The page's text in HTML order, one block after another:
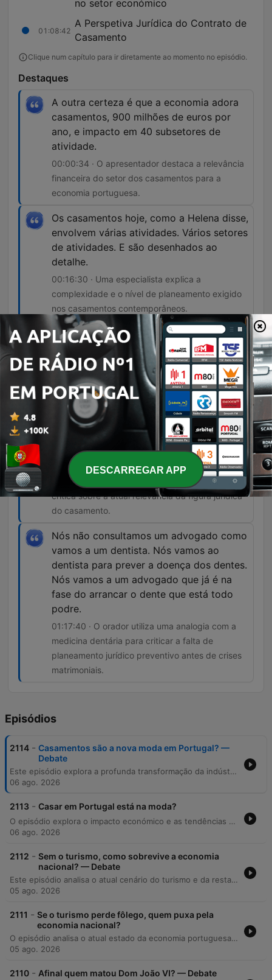
no setor económico
01:08:42
A Perspetiva Jurídica do Contrato de
Casamento
Clique num capítulo para ir diretamente ao momento no episódio.
Destaques
A outra certeza é que a economia adora
casamentos, 900 milhões de euros por
ano, e impacto em 40 subsetores de
atividade.
00:00:34 · O apresentador destaca a relevância
financeira do setor dos casamentos para a
economia portuguesa.
Os casamentos hoje, como a Helena disse,
envolvem várias atividades. Vários setores
de atividades. E são desenhados ao
detalhe.
00:16:30 · Uma especialista explica a
complexidade e o nível de planeamento exigido
nos casamentos contemporâneos.
Portugal hoje acaba por ser, pela sua
promoção, por aquilo que é, por aquilo
que nós temos... Um wedding destination
tremendo.
00:39:14 · A afirmação de que Portugal se
consolidou como um destino de excelência para
casamentos internacionais.
Para mim, o casamento, o contrato
jurídico, está completamente anacrónico.
01:09:01 · O advogado expressa a sua opinião
crítica sobre a atual relevância da figura jurídica
do casamento.
Nós não consultamos um advogado como
vamos a um dentista. Nós vamos ao
dentista para prever a doença dos dentes.
Nós vamos a um advogado que já é na
fase do arrancar o dente que está todo
podre.
01:17:40 · O orador utiliza uma analogia com a
medicina dentária para criticar a falta de
planeamento jurídico preventivo antes de crises
matrimoniais.
Episódios
2114 - Casamentos são a nova moda em Portugal? —
Debate
Este episódio explora a profunda transformação da indústria de casamentos em Portugal, analisando o seu impacto económico de 900 milhões de euros e a sua evolução de um modelo tradicional para um mercado de luxo e eventos personalizados. Discutem-se as tendências demográficas, como o aumento da idade média dos noivos, e a ascensão de Portugal como um 'wedding destination' de prestígio para mercados internacionais, incluindo brasileiros e indianos. A conversa aborda ainda a crescente profissionalização do setor através de wedding planners e os desafios logísticos e jurídicos envolvidos. Desde a preservação de património histórico até às complexidades dos regimes de bens no Código Civil, o programa oferece uma visão abrangente sobre como as celebrações contemporâneas moldam a economia, o turismo e as relações sociais no país.
06 ago. 2026
2113 - Casar em Portugal está na moda?
O episódio explora o impacto económico e as tendências sociais do setor dos casamentos em Portugal. Através de uma conversa sobre o potencial turístico de destinos como os Açores, Algarve e Vale do Douro, discute-se como a celebração de matrimónios, especialmente por parte de estrangeiros, impulsiona diversos subsectores da economia, desde a restauração até à organização de eventos. A análise aborda também as mudanças demográficas, como o aumento da idade média dos noivos e a evolução dos perfis sociais, contrastando com a diminuição dos casamentos católicos. O debate estende-se às novas profissões criadas pelo mercado de luxo e ao fenómeno da personalização das cerimónias.
06 ago. 2026
2112 - Sem o turismo, como sobrevive a economia
nacional? — Debate
Este episódio analisa o atual cenário do turismo e da restauração em Portugal, abordando o abrandamento do crescimento e a distribuição desigual entre as regiões, com foco na saturação de Lisboa e Algarve. Discutem-se os desafios estruturais do setor, como a elevada mortalidade de empresas na restauração, a disparidade salarial e a necessidade urgente de subir na cadeia de valor para aumentar a margem em vez de apenas o volume. A conversa explora ainda o impacto das infraestruturas, como a situação dos aeroportos, e a importância da gestão baseada em dados e tecnologias digitais para a governação de territórios inteligentes. O debate conclui com uma reflexão sobre a necessidade de confiança institucional, simplificação regulatória e investimento estratégico para garantir a competitividade e o crescimento económico sustentável do país.
05 ago. 2026
2111 - Se o turismo perde fôlego, quem puxa pela
economia nacional?
O episódio analisa o atual estado da economia portuguesa, focando-se no abrandamento do crescimento do setor do turismo com base em dados recentes do INE para 2025. A discussão aborda a possível saturação de destinos como Lisboa e o Algarve, a crise na restauração marcada por elevados níveis de encerramento de empresas e a problemática dos baixos salários e da baixa produtividade no setor turístico. O debate explora a necessidade de diversificação económica num contexto de conclusão dos investimentos do PRR e a busca por um modelo de turismo mais diferenciado que evite a massificação. O programa propõe uma reflexão sobre como Portugal pode manter o crescimento económico sem depender excessivamente de um setor que apresenta sinais de estagnação no ritmo de expansão.
05 ago. 2026
2110 - Afinal quem matou Dom João VI? — Debate
DESCARREGAR APP